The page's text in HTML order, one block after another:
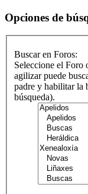
Opciones de
Buscar en Foros:
Seleccione el Foro
agilizar puede
padre y habilitar la
búsqueda).